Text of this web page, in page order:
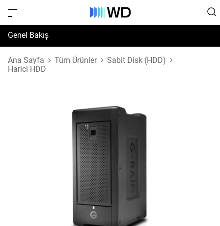
Genel Bakış
Özellikler
Ana Sayfa Tüm Ürünler
Sabit Disk (HDD)
Harici HDD